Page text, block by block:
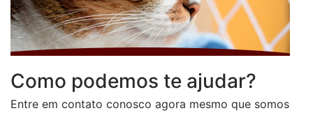
Como podemos te ajudar?
Entre em contato conosco agora mesmo que somos